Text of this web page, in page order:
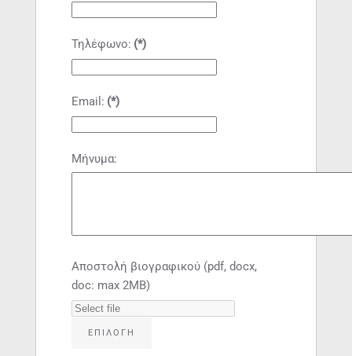
Τηλέφωνο: (*)
Email: (*)
Μήνυμα:
Αποστολή βιογραφικού (pdf, docx,
doc: max 2ΜΒ)
ΕΠΙΛΟΓΉ